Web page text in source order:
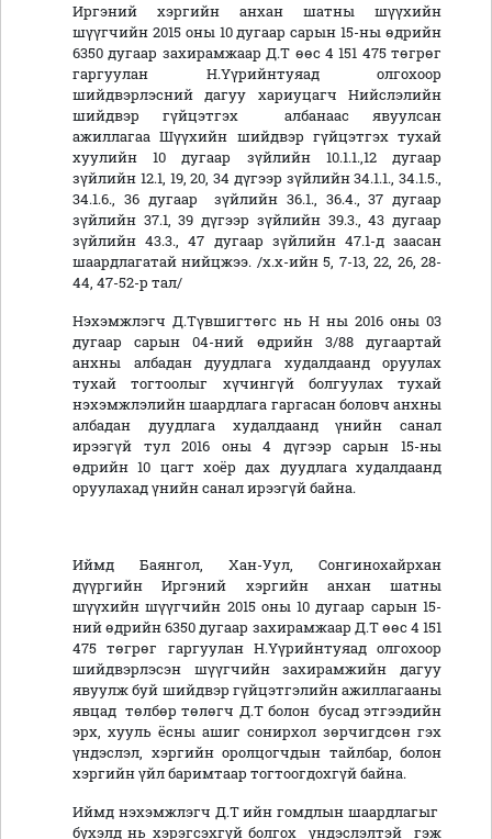
Иргэний хэргийн анхан шатны шүүхийн
шүүгчийн 2015 оны 10 дугаар сарын 15-ны өдрийн
6350 дугаар захирамжаар Д.Т өөс 4 151 475 төгрөг
гаргуулан Н.Үүрийнтуяад олгохоор
шийдвэрлэсний дагуу хариуцагч Нийслэлийн
шийдвэр гүйцэтгэх албанаас явуулсан
ажиллагаа Шүүхийн шийдвэр гүйцэтгэх тухай
хуулийн 10 дугаар зүйлийн 10.1.1.,12 дугаар
зүйлийн 12.1, 19, 20, 34 дүгээр зүйлийн 34.1.1., 34.1.5.,
34.1.6., 36 дугаар зүйлийн 36.1., 36.4., 37 дугаар
зүйлийн 37.1, 39 дүгээр зүйлийн 39.3., 43 дугаар
зүйлийн 43.3., 47 дугаар зүйлийн 47.1-д заасан
шаардлагатай нийцжээ. /х.х-ийн 5, 7-13, 22, 26, 28-
44, 47-52-р тал/
Нэхэмжлэгч Д.Түвшигтөгс нь Н ны 2016 оны 03
дугаар сарын 04-ний өдрийн 3/88 дугаартай
анхны албадан дуудлага худалдаанд оруулах
тухай тогтоолыг хүчингүй болгуулах тухай
нэхэмжлэлийн шаардлага гаргасан боловч анхны
албадан дуудлага худалдаанд үнийн санал
ирээгүй тул 2016 оны 4 дүгээр сарын 15-ны
өдрийн 10 цагт хоёр дах дуудлага худалдаанд
оруулахад үнийн санал ирээгүй байна.
Иймд Баянгол, Хан-Уул, Сонгинохайрхан
дүүргийн Иргэний хэргийн анхан шатны
шүүхийн шүүгчийн 2015 оны 10 дугаар сарын 15-
ний өдрийн 6350 дугаар захирамжаар Д.Т өөс 4 151
475 төгрөг гаргуулан Н.Үүрийнтуяад олгохоор
шийдвэрлэсэн шүүгчийн захирамжийн дагуу
явуулж буй шийдвэр гүйцэтгэлийн ажиллагааны
явцад төлбөр төлөгч Д.Т болон бусад этгээдийн
эрх, хууль ёсны ашиг сонирхол зөрчигдсөн гэх
үндэслэл, хэргийн оролцогчдын тайлбар, болон
хэргийн үйл баримтаар тогтоогдохгүй байна.
Иймд нэхэмжлэгч Д.Т ийн гомдлын шаардлагыг
бүхэлд нь хэрэгсэхгүй болгох үндэслэлтэй гэж